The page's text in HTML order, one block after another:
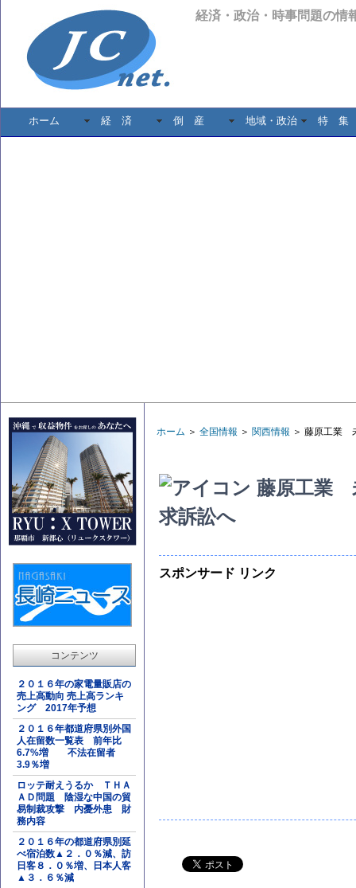
経済・政治・時事問題の情
ホーム 経 済 倒 産 地域・政治 特 集
コンテンツ
２０１６年の家電量販店の
売上高動向 売上高ランキ
ング 2017年予想
２０１６年都道府県別外国
人在留数一覧表 前年比
6.7%増 不法在留者
3.9％増
ロッテ耐えうるか ＴＨＡ
ＡＤ問題 陰湿な中国の貿
易制裁攻撃 内憂外患 財
務内容
２０１６年の都道府県別延
べ宿泊数▲２．０％減、訪
日客８．０％増、日本人客
▲３．６％減
ホーム ＞ 全国情報 ＞ 関西情報 ＞ 藤原工業
藤原工業
求訴訟へ
スポンサード リンク